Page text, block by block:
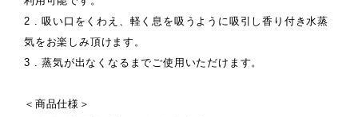
2 . 吸い口をくわえ、軽く息を吸うように吸引し香り付き水蒸
気をお楽しみ頂けます。
3 . 蒸気が出なくなるまでご使用いただけます。
＜商品仕様＞